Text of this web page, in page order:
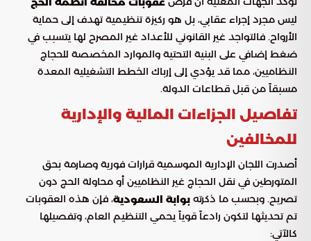
ليس مجرد إجراء عقابي، بل هو ركيزة تنظيمية تهدف إلى حماية
الأرواح. فالتواجد غير القانوني للأعداد غير المصرح لها يتسبب في
ضغط إضافي على البنية التحتية والموارد المخصصة للحجاج
النظاميين، مما قد يؤدي إلى إرباك الخطط التشغيلية المعدة
مسبقاً من قبل قطاعات الدولة.
تفاصيل الجزاءات المالية والإدارية
للمخالفين
أصدرت اللجان الإدارية الموسمية قرارات فورية وصارمة بحق
المتورطين في نقل الحجاج غير النظاميين أو محاولة الحج دون
تصريح. وبحسب ما ذكرته بوابة السعودية، فإن هذه العقوبات
تم تحديثها لتكون رادعاً قوياً يحمي التنظيم العام، وتفصيلها
كالآتي: